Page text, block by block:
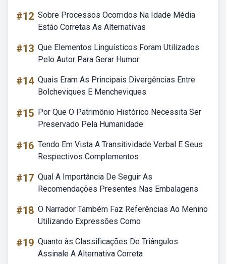
#12 Sobre Processos Ocorridos Na Idade Média
Estão Corretas As Alternativas
#13 Que Elementos Linguísticos Foram Utilizados
Pelo Autor Para Gerar Humor
#14 Quais Eram As Principais Divergências Entre
Bolcheviques E Mencheviques
#15 Por Que O Patrimônio Histórico Necessita Ser
Preservado Pela Humanidade
#16 Tendo Em Vista A Transitividade Verbal E Seus
Respectivos Complementos
#17 Qual A Importância De Seguir As
Recomendações Presentes Nas Embalagens
#18 O Narrador Também Faz Referências Ao Menino
Utilizando Expressões Como
#19 Quanto às Classificações De Triângulos
Assinale A Alternativa Correta